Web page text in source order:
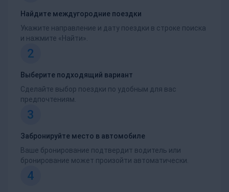
Найдите междугородние поездки
Укажите направление и дату поездки в строке поиска
и нажмите «Найти».
2
Выберите подходящий вариант
Сделайте выбор поездки по удобным для вас
предпочтениям.
3
Забронируйте место в автомобиле
Ваше бронирование подтвердит водитель или
бронирование может произойти автоматически.
4